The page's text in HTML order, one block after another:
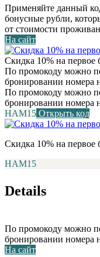
Применяйте данный
бонусные рубли,
от стоимости
На сайт
Скидка 10% на первое
По промокоду можно
бронировании номера
По промокоду можно
бронировании номера
НАМ15 Открыть код
Скидка 10% на первое
НАМ15
Details
По промокоду можно
бронировании номера
На сайт